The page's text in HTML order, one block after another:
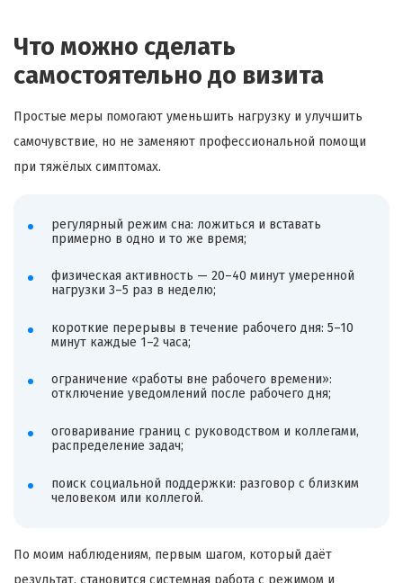
Что можно сделать
самостоятельно до визита
Простые меры помогают уменьшить нагрузку и улучшить
самочувствие, но не заменяют профессиональной помощи
при тяжёлых симптомах.
регулярный режим сна: ложиться и вставать
примерно в одно и то же время;
физическая активность — 20–40 минут умеренной
нагрузки 3–5 раз в неделю;
короткие перерывы в течение рабочего дня: 5–10
минут каждые 1–2 часа;
ограничение «работы вне рабочего времени»:
отключение уведомлений после рабочего дня;
оговаривание границ с руководством и коллегами,
распределение задач;
поиск социальной поддержки: разговор с близким
человеком или коллегой.
По моим наблюдениям, первым шагом, который даёт
результат, становится системная работа с режимом и